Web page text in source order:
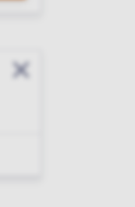
Sluit modal